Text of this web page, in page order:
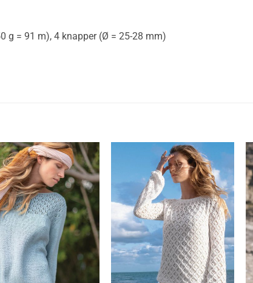
g = 91 m), 4 knapper (Ø = 25-28 mm)